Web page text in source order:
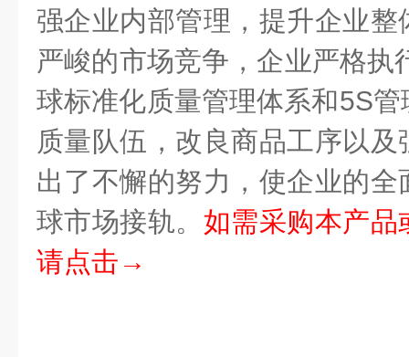
强企业内部管理，提升企业
严峻的市场竞争，企业严格执
球标准化质量管理体系和5S管
质量队伍，改良商品工序以
出了不懈的努力，使企业的
球市场接轨。 如需采购本产品
请点击→